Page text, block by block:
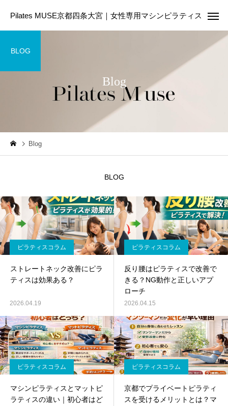
Pilates MUSE京都四条大宮｜女性専用マシンピラティス
Online Pilates
ピラティスは筋トレの代わ
美容のために今日から
Blog
BLOG
Blog
BLOG
ピラティスコラム
ストレートネック改善にピラ
ティスは効果ある？
2026.04.19
ピラティスコラム
反り腰はピラティスで改善で
きる？NG動作と正しいアプ
ローチ
2026.04.15
ピラティスコラム
マシンピラティスとマットピ
ラティスの違い｜初心者はど
ピラティスコラム
京都でプライベートピラティ
スを受けるメリットとは？マ